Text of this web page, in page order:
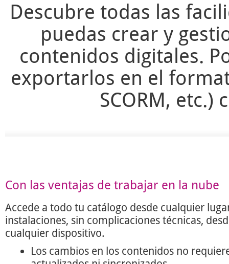
Descubre todas las
puedas crear y
contenidos digitales.
exportarlos en el
SCORM, etc.)
Con las ventajas de trabajar en la nube
Accede a todo tu catálogo desde cualquier
instalaciones, sin complicaciones técnicas,
cualquier dispositivo.
Los cambios en los contenidos no